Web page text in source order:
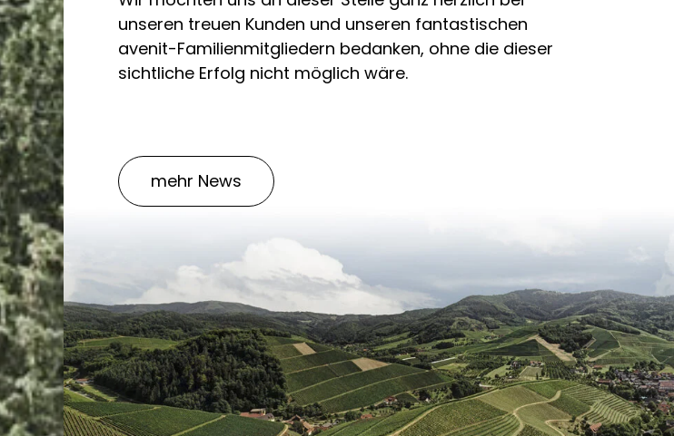
unseren treuen Kunden und unseren fantastischen
avenit-Familienmitgliedern bedanken, ohne die dieser
sichtliche Erfolg nicht möglich wäre.
mehr News